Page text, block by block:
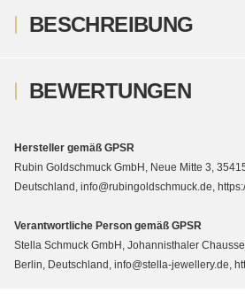
BESCHREIBUNG
BEWERTUNGEN
Hersteller gemäß GPSR
Rubin Goldschmuck GmbH, Neue Mitte 3,
Deutschland, info@rubingoldschmuck.de,
Verantwortliche Person gemäß GPSR
Stella Schmuck GmbH, Johannisthaler
Berlin, Deutschland, info@stella-jewellery.de,